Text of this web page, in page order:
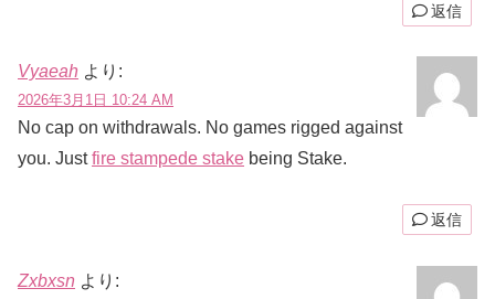
返信
Vyaeah より:
2026年3月1日 10:24 AM
No cap on withdrawals. No games rigged against
you. Justfire stampede stake being Stake.
返信
Zxbxsn より: